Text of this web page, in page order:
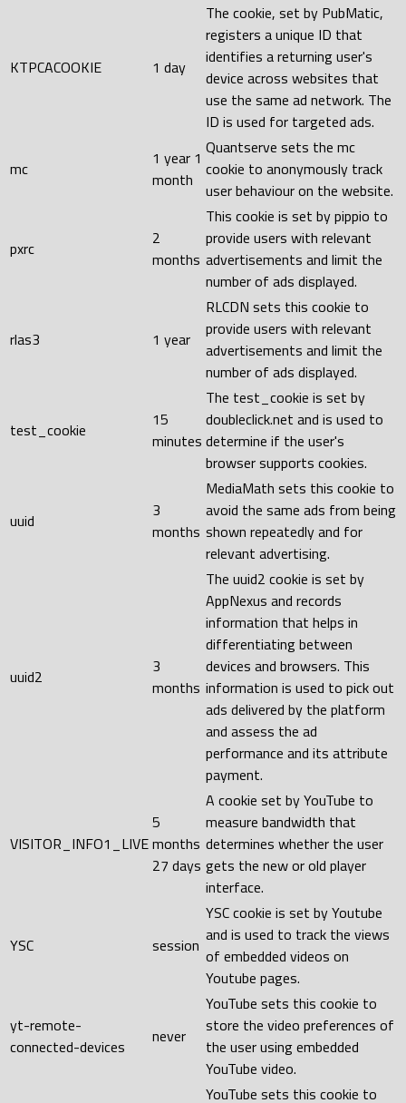
KTPCACOOKIE 1 day
The cookie, set by PubMatic,
registers a unique ID that
identifies a returning user's
device across websites that
use the same ad network. The
ID is used for targeted ads.
mc
1 year 1
month
Quantserve sets the mc
cookie to anonymously track
user behaviour on the website.
pxrc
2
months
This cookie is set by pippio to
provide users with relevant
advertisements and limit the
number of ads displayed.
rlas3 1 year
RLCDN sets this cookie to
provide users with relevant
advertisements and limit the
number of ads displayed.
test_cookie
15
minutes
The test_cookie is set by
doubleclick.net and is used to
determine if the user's
browser supports cookies.
uuid
3
months
MediaMath sets this cookie to
avoid the same ads from being
shown repeatedly and for
relevant advertising.
uuid2
3
months
The uuid2 cookie is set by
AppNexus and records
information that helps in
differentiating between
devices and browsers. This
information is used to pick out
ads delivered by the platform
and assess the ad
performance and its attribute
payment.
VISITOR_INFO1_LIVE
5
months
27 days
A cookie set by YouTube to
measure bandwidth that
determines whether the user
gets the new or old player
interface.
YSC session
YSC cookie is set by Youtube
and is used to track the views
of embedded videos on
Youtube pages.
yt-remote-
connected-devices
never
YouTube sets this cookie to
store the video preferences of
the user using embedded
YouTube video.
YouTube sets this cookie to